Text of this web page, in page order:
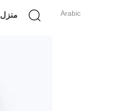
Arabic منزل